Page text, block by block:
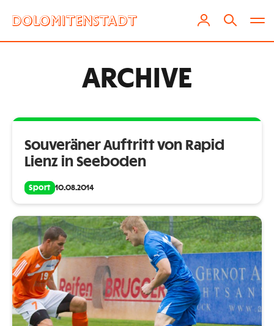
ARCHIVE
Souveräner Auftritt von Rapid
Lienz in Seeboden
Sport 10.08.2014